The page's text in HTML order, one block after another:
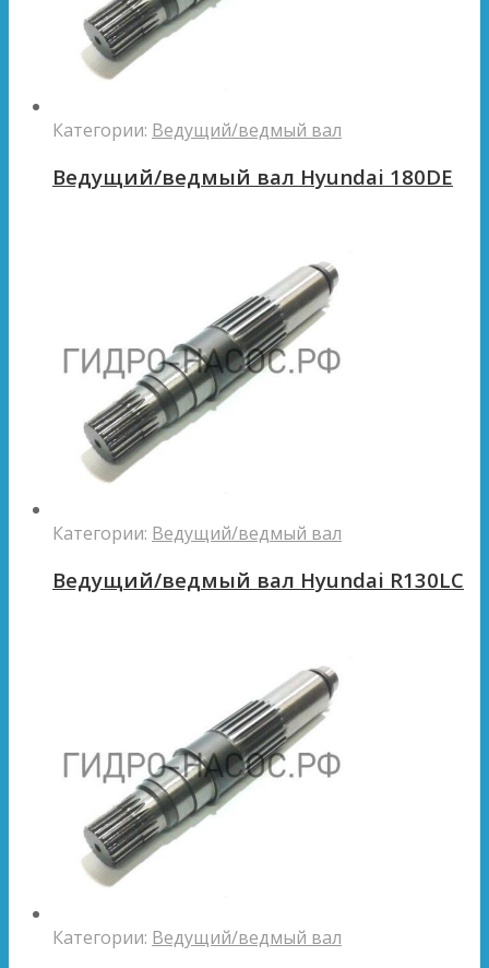
Категории: Ведущий/ведмый вал
Ведущий/ведмый вал Hyundai 180DE
Категории: Ведущий/ведмый вал
Ведущий/ведмый вал Hyundai R130LC
Категории: Ведущий/ведмый вал